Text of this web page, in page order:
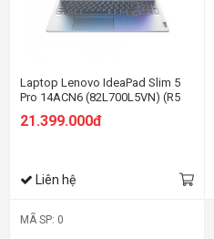
Laptop Lenovo IdeaPad Slim 5
Pro 14ACN6 (82L700L5VN) (R5
5600U/16GB RAM/512GB
SSD/14 2.2K/Win11/Xám)
21.399.000đ
Liên hệ
MÃ SP: 0